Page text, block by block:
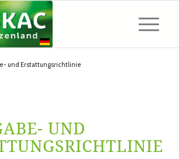
und Erstattungsrichtlinie
UND